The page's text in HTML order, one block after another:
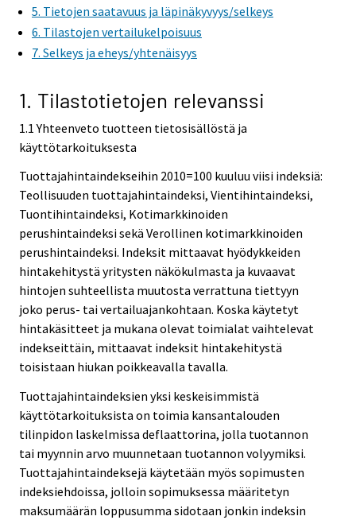
5. Tietojen saatavuus ja läpinäkyvyys/selkeys
6. Tilastojen vertailukelpoisuus
7. Selkeys ja eheys/yhtenäisyys
1. Tilastotietojen relevanssi
1.1 Yhteenveto tuotteen tietosisällöstä ja
käyttötarkoituksesta
Tuottajahintaindekseihin 2010=100 kuuluu viisi indeksiä:
Teollisuuden tuottajahintaindeksi, Vientihintaindeksi,
Tuontihintaindeksi, Kotimarkkinoiden
perushintaindeksi sekä Verollinen kotimarkkinoiden
perushintaindeksi. Indeksit mittaavat hyödykkeiden
hintakehitystä yritysten näkökulmasta ja kuvaavat
hintojen suhteellista muutosta verrattuna tiettyyn
joko perus- tai vertailuajankohtaan. Koska käytetyt
hintakäsitteet ja mukana olevat toimialat vaihtelevat
indekseittäin, mittaavat indeksit hintakehitystä
toisistaan hiukan poikkeavalla tavalla.
Tuottajahintaindeksien yksi keskeisimmistä
käyttötarkoituksista on toimia kansantalouden
tilinpidon laskelmissa deflaattorina, jolla tuotannon
tai myynnin arvo muunnetaan tuotannon volyymiksi.
Tuottajahintaindeksejä käytetään myös sopimusten
indeksiehdoissa, jolloin sopimuksessa määritetyn
maksumäärän loppusumma sidotaan jonkin indeksin